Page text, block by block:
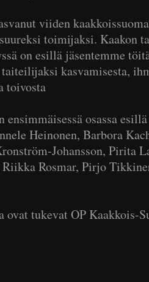
viiden
toimijaksi. Kaakon
on esillä jäsentemme
kasvamisesta,
toivosta
ensimmäisessä osassa
Heinonen, Barbora
Johansson, Pirita
Rosmar, Pirjo
ovat tukevat OP Kaakkois-